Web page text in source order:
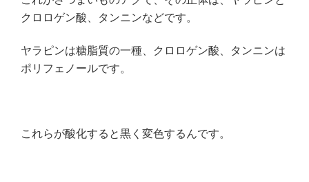
クロロゲン酸、タンニンなどです。
ヤラピンは糖脂質の一種、クロロゲン酸、タンニンは
ポリフェノールです。
これらが酸化すると黒く変色するんです。